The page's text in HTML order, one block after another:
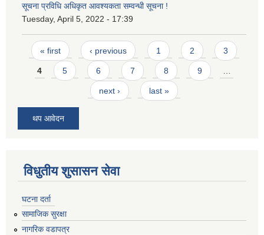
सूचना प्रविधि अधिकृत आवश्यकता सम्वन्धी सूचना !
Tuesday, April 5, 2022 - 17:39
Pages
« first ‹ previous 1 2 3
4 5 6 7 8 9 …
next › last »
थप आवेदन
विधुतीय शुसासन सेवा
घटना दर्ता
सामाजिक सुरक्षा
नागरिक वडापत्र